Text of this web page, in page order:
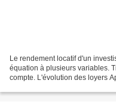
Le rendement locatif d'un
équation à plusieurs variables.
compte. L'évolution des loyers